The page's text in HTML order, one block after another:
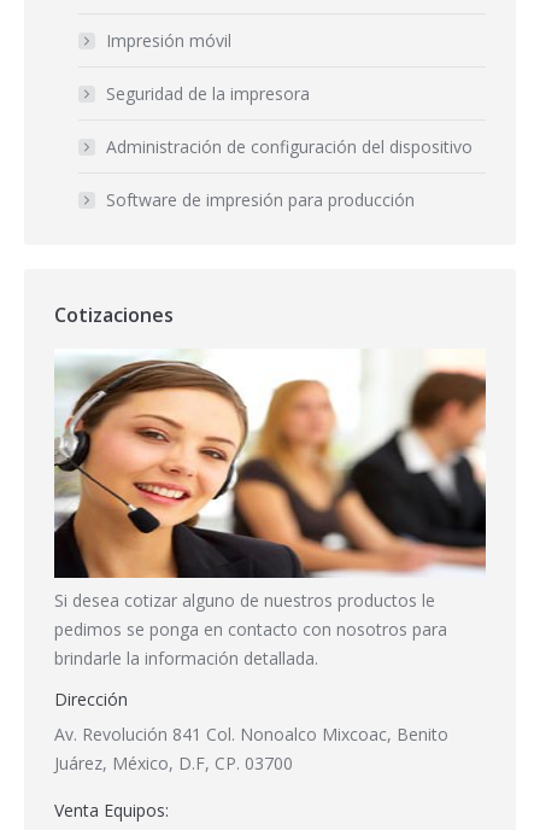
Impresión móvil
Seguridad de la impresora
Administración de configuración del dispositivo
Software de impresión para producción
Cotizaciones
Si desea cotizar alguno de nuestros productos le
pedimos se ponga en contacto con nosotros para
brindarle la información detallada.
Dirección
Av. Revolución 841 Col. Nonoalco Mixcoac, Benito
Juárez, México, D.F, CP. 03700
Venta Equipos: